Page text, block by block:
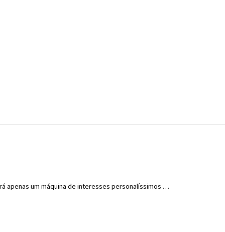
apenas um máquina de interesses personalíssimos …